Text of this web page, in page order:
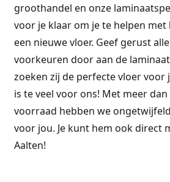
groothandel en onze
voor je klaar om je te helpen
een nieuwe vloer. Geef gerust
voorkeuren door aan de
zoeken zij de perfecte vloer voor
is te veel voor ons! Met meer
voorraad hebben we
voor jou. Je kunt hem ook direct
Aalten!